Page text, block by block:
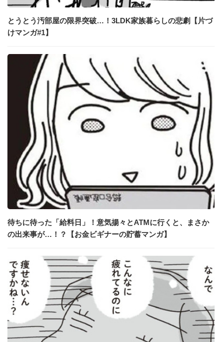
とうとう汚部屋の限界突破…！3LDK家族暮らしの悲劇【片づ
けマンガ#1】
待ちに待った「給料日」！意気揚々とATMに行くと、まさか
の出来事が…！？【お金ビギナーの貯蓄マンガ】